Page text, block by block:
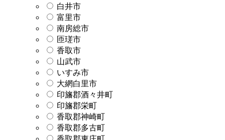
白井市
富里市
南房総市
匝瑳市
香取市
山武市
いすみ市
大網白里市
印旛郡酒々井町
印旛郡栄町
香取郡神崎町
香取郡多古町